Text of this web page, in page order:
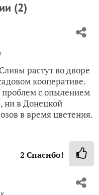
(2)
растут во дворе
кооперативе.
проблем с опылением
ни в Донецкой
в время цветения.
2 Спасибо!